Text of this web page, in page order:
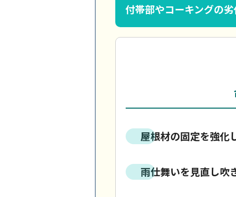
付帯部やコーキングの
屋根材の固定を強化
雨仕舞いを見直し吹